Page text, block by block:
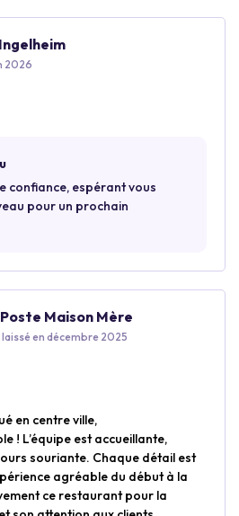
2026
confiance, espérant vous
pour un prochain
Maison Mère
laissé en décembre 2025
en centre ville,
! L’équipe est accueillante,
souriante. Chaque détail est
agréable du début à la
ce restaurant pour la